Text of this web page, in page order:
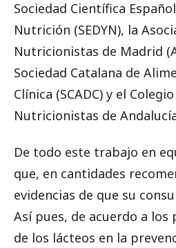
Sociedad Científica
Nutrición (SEDYN), la
Nutricionistas de Madrid
Sociedad Catalana de
Clínica (SCADC) y el
Nutricionistas de
De todo este trabajo en
que, en cantidades
evidencias de que su
Así pues, de acuerdo a los
de los lácteos en la